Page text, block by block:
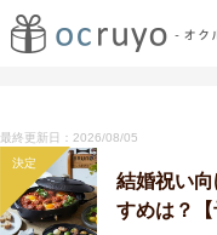
最終更新日：2026/08/05
決定
結婚祝い
すめは？【